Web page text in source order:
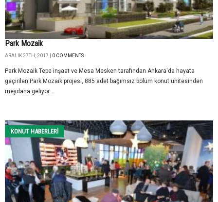
Park Mozaik
ARALIK 27TH, 2017 | 0 COMMENTS
Park Mozaik Tepe inşaat ve Mesa Mesken tarafından Ankara'da hayata
geçirilen Park Mozaik projesi, 885 adet bağımsız bölüm konut ünitesinden
meydana geliyor....
KONUT HABERLERI